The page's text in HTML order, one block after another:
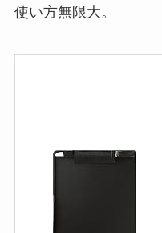
使い方無限大。